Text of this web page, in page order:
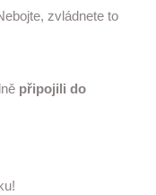
zvládnete to
připojili do